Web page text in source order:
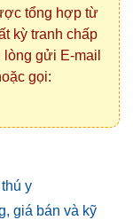
tổng hợp từ
kỳ tranh chấp
gửi E-mail
gọi:
y
giá bán và kỹ